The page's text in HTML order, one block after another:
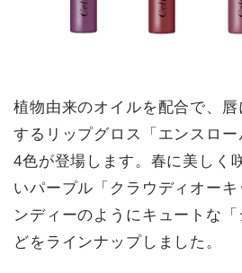
植物由来のオイルを配合で、唇
するリップグロス「エンスロ
4色が登場します。春に美しく
いパープル「クラウディオー
ンディーのようにキュートな
どをラインナップしました。